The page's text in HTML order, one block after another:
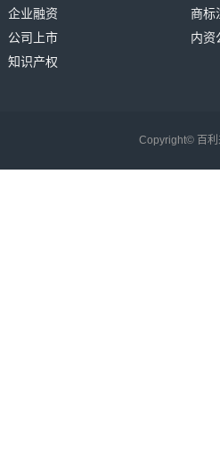
企业融资
公司上市
知识产权
商标
内资
Copyright© 百